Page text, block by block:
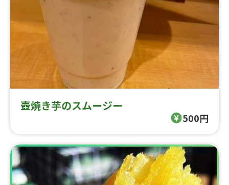
壺焼き芋のスムージー
500円